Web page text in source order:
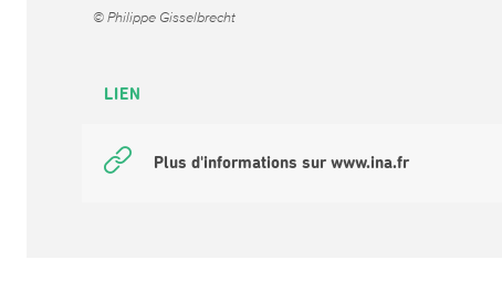
© Philippe Gisselbrecht
LIEN
Plus d'informations sur www.ina.fr